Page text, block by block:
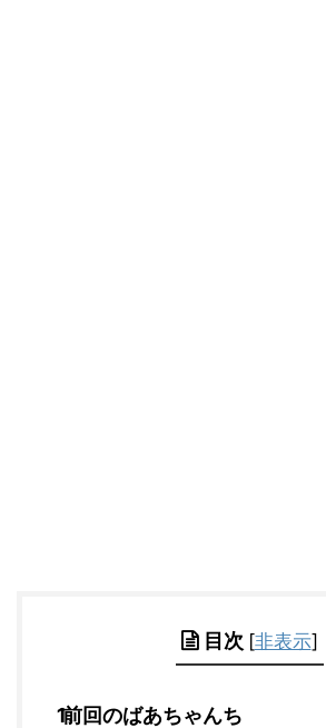
目次 [非表示]
前回のばあちゃんち